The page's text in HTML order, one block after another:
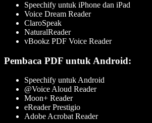
Speechify untuk iPhone dan iPad
Voice Dream Reader
ClaroSpeak
NaturalReader
vBookz PDF Voice Reader
Pembaca PDF untuk Android:
Speechify untuk Android
@Voice Aloud Reader
Moon+ Reader
eReader Prestigio
Adobe Acrobat Reader